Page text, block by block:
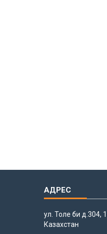
ул. Толе би д.304,
Казахстан